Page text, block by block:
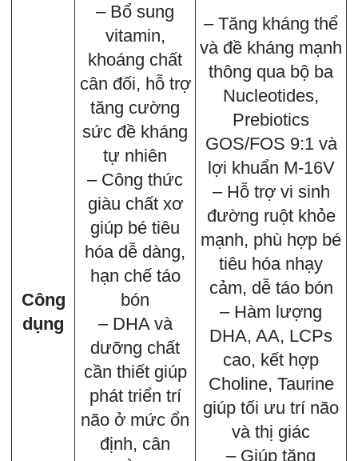
Công
dụng
– Bổ sung
vitamin,
khoáng chất
cân đối, hỗ trợ
tăng cường
sức đề kháng
tự nhiên
– Công thức
giàu chất xơ
giúp bé tiêu
hóa dễ dàng,
hạn chế táo
bón
– DHA và
dưỡng chất
cần thiết giúp
phát triển trí
não ở mức ổn
định, cân
– Tăng kháng thể
và đề kháng mạnh
thông qua bộ ba
Nucleotides,
Prebiotics
GOS/FOS 9:1 và
lợi khuẩn M-16V
– Hỗ trợ vi sinh
đường ruột khỏe
mạnh, phù hợp bé
tiêu hóa nhạy
cảm, dễ táo bón
– Hàm lượng
DHA, AA, LCPs
cao, kết hợp
Choline, Taurine
giúp tối ưu trí não
và thị giác
– Giúp tăng